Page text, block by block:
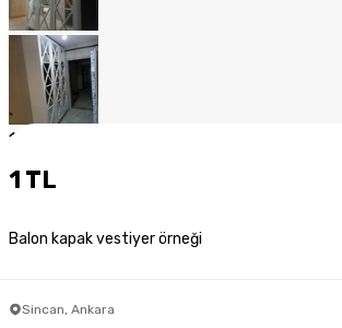
1
1 TL
Balon kapak vestiyer örneği
Sincan, Ankara